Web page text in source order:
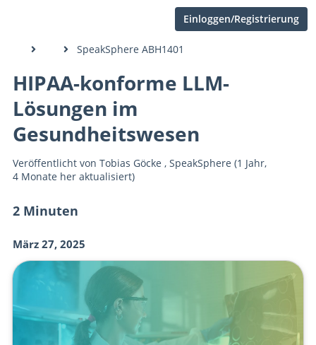
Einloggen/Registrierung
SpeakSphere ABH1401
2 Minuten
März 27, 2025
HIPAA-konforme LLM-
Lösungen im
Gesundheitswesen
Veröffentlicht von Tobias Göcke , SpeakSphere (1 Jahr,
4 Monate her aktualisiert)